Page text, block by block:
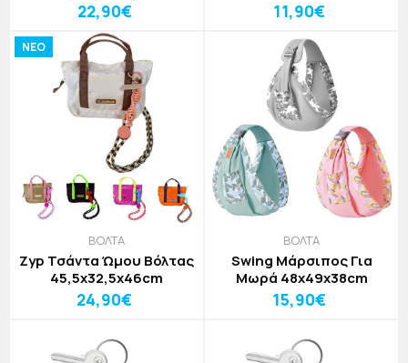
22,90€ 11,90€
NEO
ΒΟΛΤΑ
Zyp Τσάντα Ώμου Βόλτας
45,5x32,5x46cm
24,90€
ΒΟΛΤΑ
Swing Μάρσιπος Για
Μωρά 48x49x38cm
15,90€